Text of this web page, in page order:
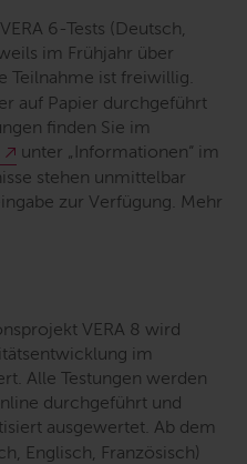
6-Tests (Deutsch,
im Frühjahr über
Teilnahme ist freiwillig.
auf Papier durchgeführt
finden Sie im
unter „Informationen“ im
stehen unmittelbar
zur Verfügung. Mehr
VERA 8 wird
im
Alle Testungen werden
durchgeführt und
ausgewertet. Ab dem
Englisch, Französisch)